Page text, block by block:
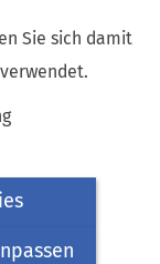
Sie sich damit